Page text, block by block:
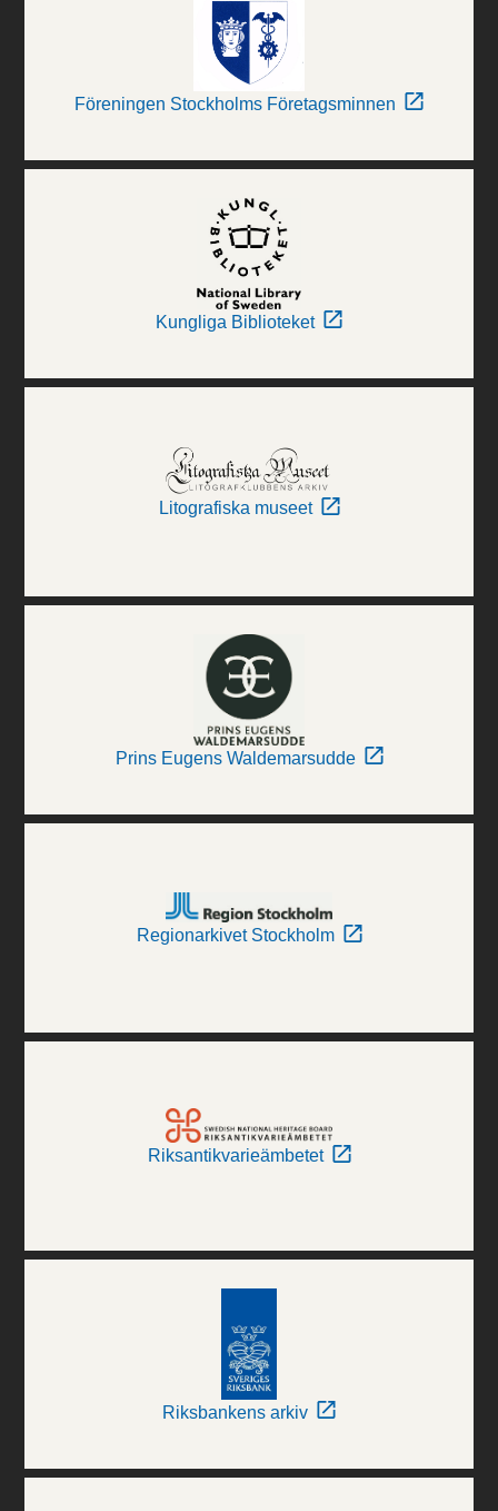
Föreningen Stockholms Företagsminnen
Kungliga Biblioteket
Litografiska museet
Prins Eugens Waldemarsudde
Regionarkivet Stockholm
Riksantikvarieämbetet
Riksbankens arkiv